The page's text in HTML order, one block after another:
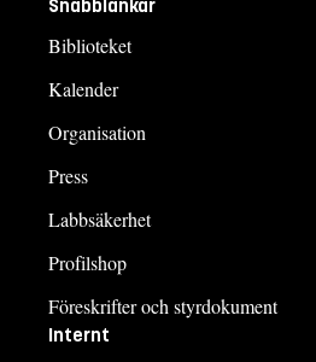
Snabblänkar
Biblioteket
Kalender
Organisation
Press
Labbsäkerhet
Profilshop
Föreskrifter och styrdokument
Internt